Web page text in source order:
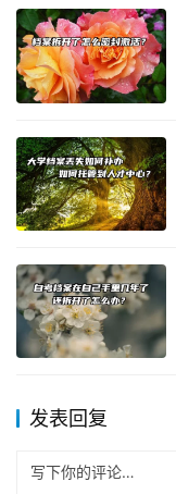
发表回复